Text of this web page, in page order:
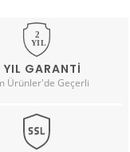
YIL GARANTI
Ürünler'de Geçerli